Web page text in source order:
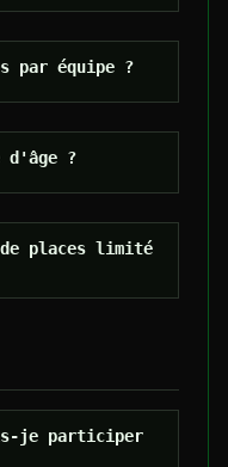
par équipe ?
?
places limité
je participer